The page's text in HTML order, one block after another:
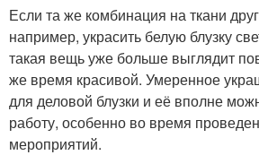
Если та же комбинация на ткани
например, украсить белую блузку
такая вещь уже больше выглядит
же время красивой. Умеренное
для деловой блузки и её вполне
работу, особенно во время
мероприятий.